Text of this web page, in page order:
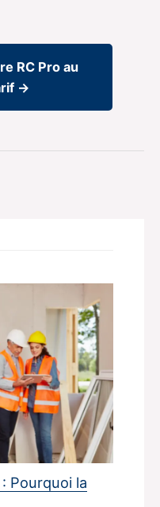
RC Pro au
→
Pourquoi la